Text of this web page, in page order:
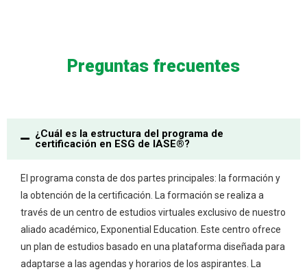
Preguntas frecuentes
¿Cuál es la estructura del programa de
certificación en ESG de IASE®?
El programa consta de dos partes principales: la formación y
la obtención de la certificación. La formación se realiza a
través de un centro de estudios virtuales exclusivo de nuestro
aliado académico, Exponential Education. Este centro ofrece
un plan de estudios basado en una plataforma diseñada para
adaptarse a las agendas y horarios de los aspirantes. La